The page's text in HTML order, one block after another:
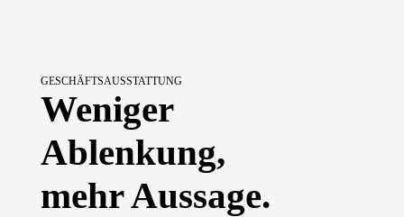
GESCHÄFTSAUSSTATTUNG
Weniger
Ablenkung,
mehr Aussage.